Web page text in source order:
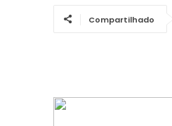
Compartilhado